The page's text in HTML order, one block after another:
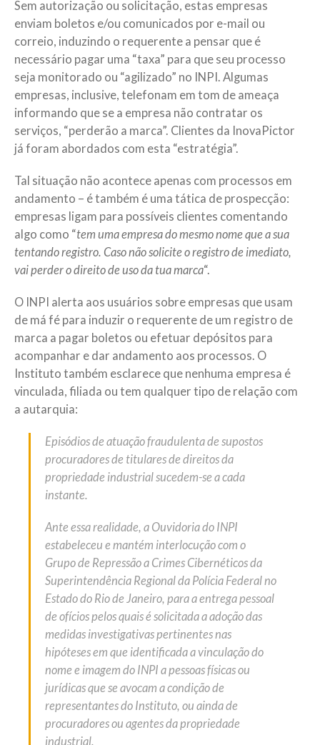
Sem autorização ou solicitação, estas empresas
enviam boletos e/ou comunicados por e-mail ou
correio, induzindo o requerente a pensar que é
necessário pagar uma “taxa” para que seu processo
seja monitorado ou “agilizado” no INPI. Algumas
empresas, inclusive, telefonam em tom de ameaça
informando que se a empresa não contratar os
serviços, “perderão a marca”. Clientes da InovaPictor
já foram abordados com esta “estratégia”.
Tal situação não acontece apenas com processos em
andamento – é também é uma tática de prospecção:
empresas ligam para possíveis clientes comentando
algo como “tem uma empresa do mesmo nome que a sua
tentando registro. Caso não solicite o registro de imediato,
vai perder o direito de uso da tua marca“.
O INPI alerta aos usuários sobre empresas que usam
de má fé para induzir o requerente de um registro de
marca a pagar boletos ou efetuar depósitos para
acompanhar e dar andamento aos processos. O
Instituto também esclarece que nenhuma empresa é
vinculada, filiada ou tem qualquer tipo de relação com
a autarquia:
Episódios de atuação fraudulenta de supostos
procuradores de titulares de direitos da
propriedade industrial sucedem-se a cada
instante.
Ante essa realidade, a Ouvidoria do INPI
estabeleceu e mantém interlocução com o
Grupo de Repressão a Crimes Cibernéticos da
Superintendência Regional da Polícia Federal no
Estado do Rio de Janeiro, para a entrega pessoal
de ofícios pelos quais é solicitada a adoção das
medidas investigativas pertinentes nas
hipóteses em que identificada a vinculação do
nome e imagem do INPI a pessoas físicas ou
jurídicas que se avocam a condição de
representantes do Instituto, ou ainda de
procuradores ou agentes da propriedade
industrial.